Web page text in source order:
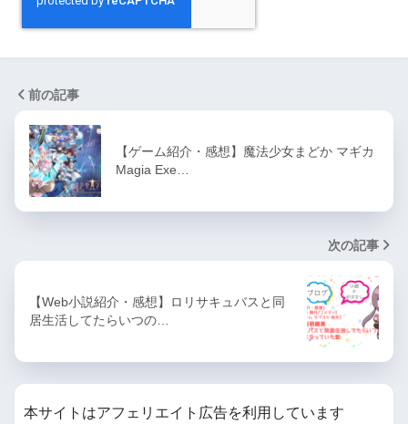
前の記事
【ゲーム紹介・感想】魔法少女まどか マギカ
Magia Exe…
次の記事
【Web小説紹介・感想】ロリサキュバスと同
居生活してたらいつの…
本サイトはアフェリエイト広告を利用しています